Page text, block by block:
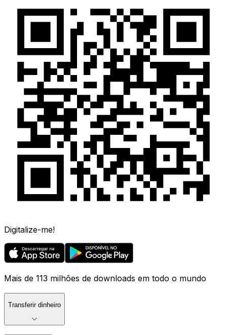
Digitalize-me!
Mais de 113 milhões de downloads em todo o mundo
Transferir dinheiro